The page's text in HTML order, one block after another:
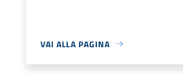
VAI ALLA PAGINA